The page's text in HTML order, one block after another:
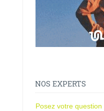
NOS EXPERTS
Posez votre